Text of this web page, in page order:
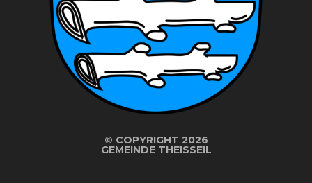
© COPYRIGHT 2026
GEMEINDE THEISSEIL